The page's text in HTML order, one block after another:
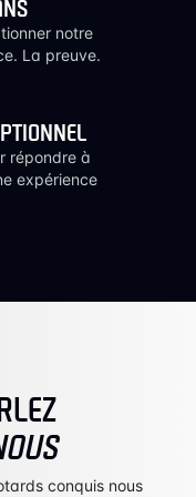
notre
La preuve.
répondre à
expérience
conquis nous